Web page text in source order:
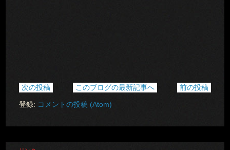
次の投稿 前の投稿
このブログの最新記事へ
登録: コメントの投稿 (Atom)